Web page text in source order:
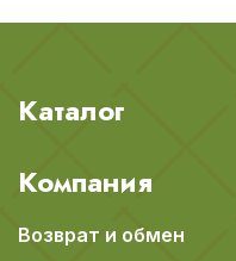
Каталог
Компания
Возврат и обмен